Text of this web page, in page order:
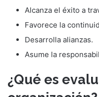
Alcanza el éxito a
Favorece la
Desarrolla alianzas.
Asume la
¿Qué es